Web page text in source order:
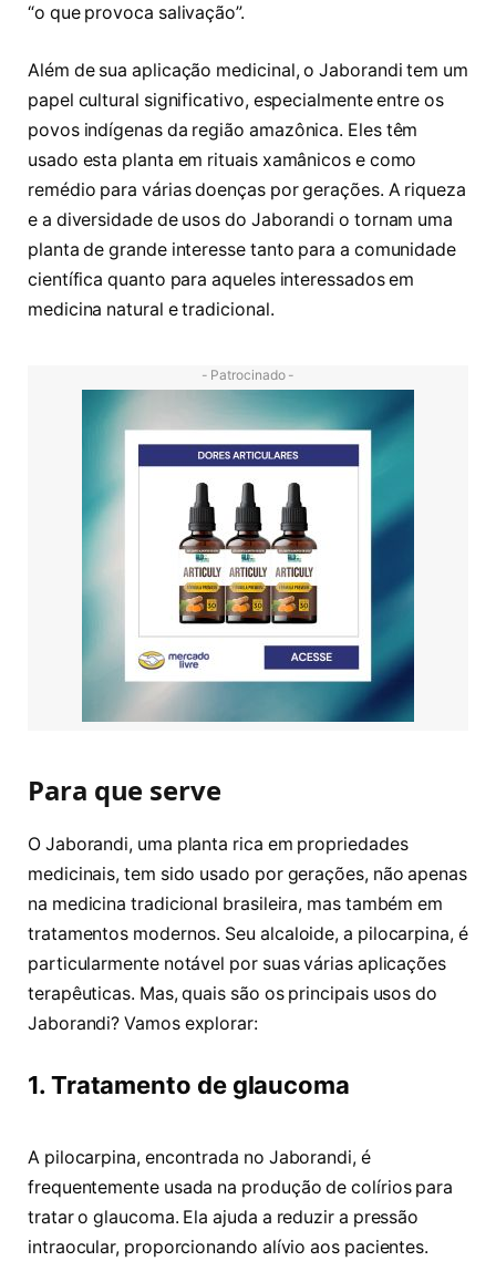
“o que provoca salivação”.
Além de sua aplicação medicinal, o Jaborandi tem um
papel cultural significativo, especialmente entre os
povos indígenas da região amazônica. Eles têm
usado esta planta em rituais xamânicos e como
remédio para várias doenças por gerações. A riqueza
e a diversidade de usos do Jaborandi o tornam uma
planta de grande interesse tanto para a comunidade
científica quanto para aqueles interessados em
medicina natural e tradicional.
- Patrocinado -
Para que serve
O Jaborandi, uma planta rica em propriedades
medicinais, tem sido usado por gerações, não apenas
na medicina tradicional brasileira, mas também em
tratamentos modernos. Seu alcaloide, a pilocarpina, é
particularmente notável por suas várias aplicações
terapêuticas. Mas, quais são os principais usos do
Jaborandi? Vamos explorar:
1. Tratamento de glaucoma
A pilocarpina, encontrada no Jaborandi, é
frequentemente usada na produção de colírios para
tratar o glaucoma. Ela ajuda a reduzir a pressão
intraocular, proporcionando alívio aos pacientes.